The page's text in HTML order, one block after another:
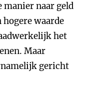
manier naar geld
waarde
het
Maar
gericht